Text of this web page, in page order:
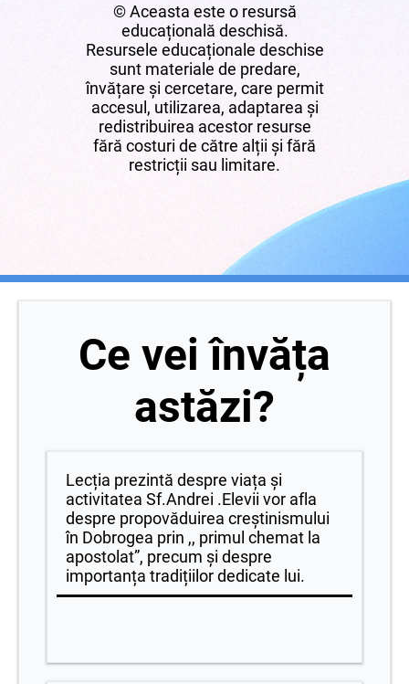
© Aceasta este o resursă
educațională deschisă.
Resursele educaționale deschise
sunt materiale de predare,
învățare și cercetare, care permit
accesul, utilizarea, adaptarea și
redistribuirea acestor resurse
fără costuri de către alții și fără
restricții sau limitare.
Ce vei învăța
astăzi?
Lecția prezintă despre viața și
activitatea Sf.Andrei .Elevii vor afla
despre propovăduirea creștinismului
în Dobrogea prin ,, primul chemat la
apostolat”, precum și despre
importanța tradițiilor dedicate lui.